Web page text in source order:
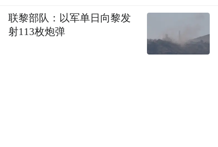
联黎部队：以军单日向黎发
射113枚炮弹